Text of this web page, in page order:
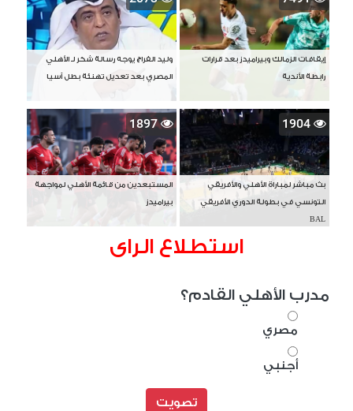
إيقافات الزمالك وبيراميدز بعد قرارات
رابطة الأندية
وليد الفراج يوجه رسالة شكر لـ الأهلي
المصري بعد تعديل تهنئة بطل آسيا
1904
بث مباشر لمباراة الأهلي والأفريقي
التونسي في بطولة الدوري الأفريقي
BAL
1897
المستبعدين من قائمة الأهلي لمواجهة
بيراميدز
استطلاع الراى
مدرب الأهلي القادم؟
مصري
أجنبي
تصويت